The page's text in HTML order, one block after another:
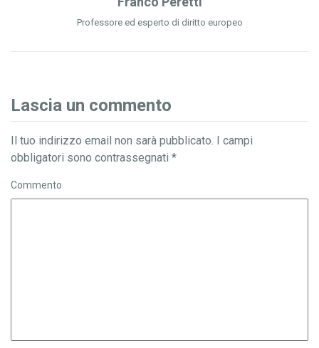
Professore ed esperto di diritto europeo
Lascia un commento
Il tuo indirizzo email non sarà pubblicato. I campi
obbligatori sono contrassegnati *
Commento